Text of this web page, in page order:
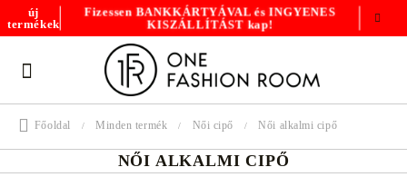
új
termékek
Fizessen BANKKÁRTYÁVAL és INGYENES
KISZÁLLÍTÁST kap!
Főoldal Minden termék Női cipő Női alkalmi cipő
NŐI ALKALMI CIPŐ